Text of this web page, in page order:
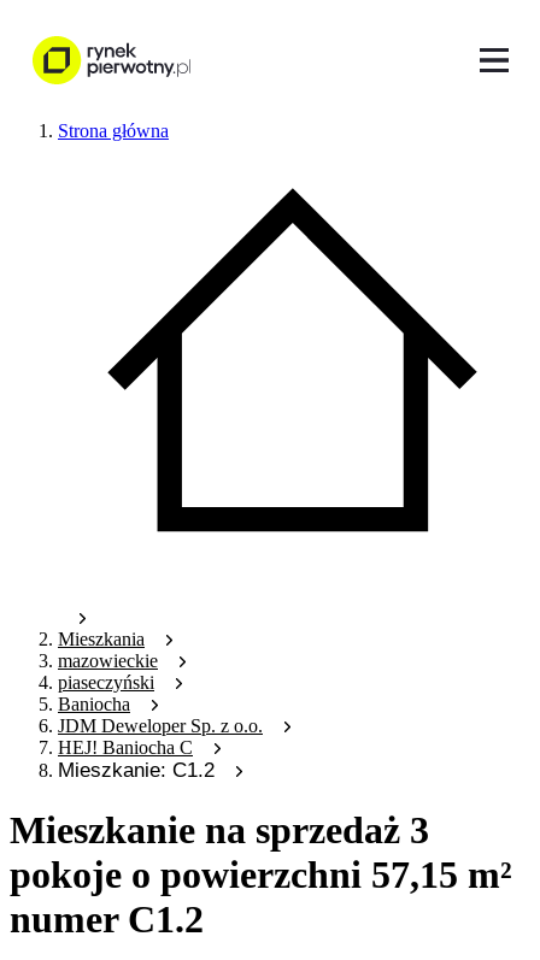
Strona główna
Mieszkania
mazowieckie
piaseczyński
Baniocha
JDM Deweloper Sp. z o.o.
HEJ! Baniocha C
Mieszkanie: C1.2
Mieszkanie na sprzedaż 3
pokoje o powierzchni 57,15 m²
numer C1.2